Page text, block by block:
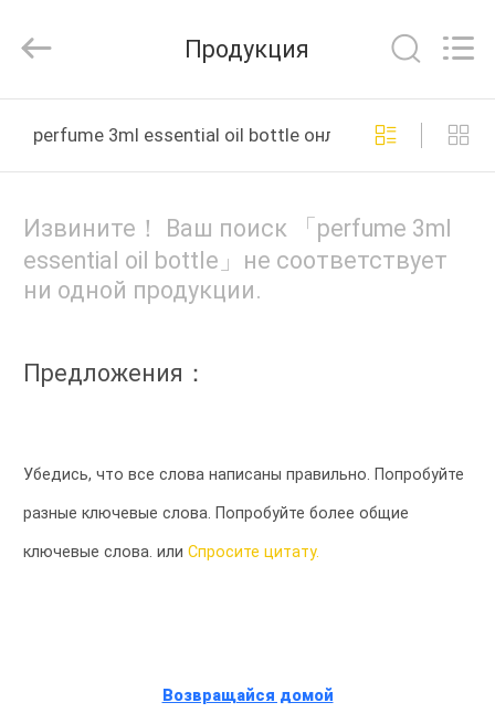
ДОМ
НАС
ПУТЕШЕСТВИЕ
ПРОВЕРКА
КАЧЕСТВА
INDUSTRY
CO.,Ltd.
Reserved.
Продукция
perfume 3ml essential oil bottle онлайн производство
Извините！ Ваш поиск 「perfume 3ml
essential oil bottle」не соответствует
ни одной продукции.
Предложения：
Убедись, что все слова написаны правильно. Попробуйте
разные ключевые слова. Попробуйте более общие
ключевые слова. или Спросите цитату.
Возвращайся домой